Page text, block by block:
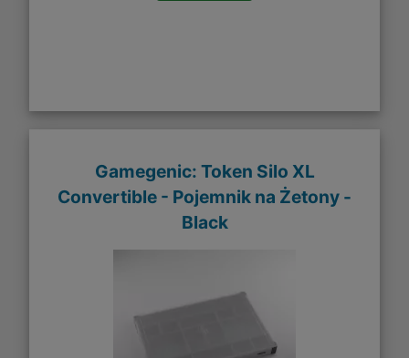
Gamegenic: Token Silo XL
Convertible - Pojemnik na Żetony -
Black